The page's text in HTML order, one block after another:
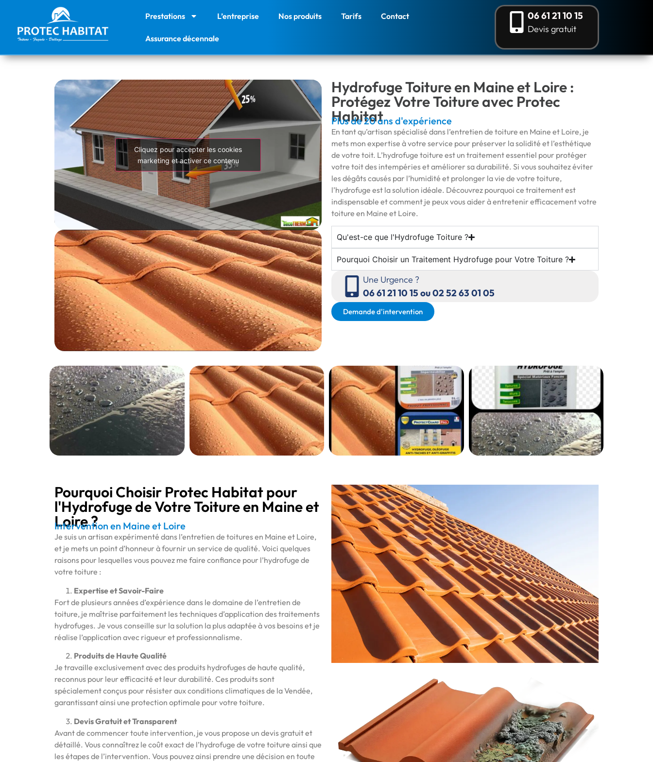
Prestations L’entreprise Nos produits Tarifs Contact
Assurance décennale
06 61 21 10 15
Devis gratuit
Cliquez pour accepter les cookies
marketing et activer ce contenu
Hydrofuge Toiture en Maine et Loire :
Protégez Votre Toiture avec Protec
Habitat
Plus de 20 ans d'expérience
En tant qu’artisan spécialisé dans l’entretien de toiture en Maine et Loire, je
mets mon expertise à votre service pour préserver la solidité et l’esthétique
de votre toit. L’hydrofuge toiture est un traitement essentiel pour protéger
votre toit des intempéries et améliorer sa durabilité. Si vous souhaitez éviter
les dégâts causés par l’humidité et prolonger la vie de votre toiture,
l’hydrofuge est la solution idéale. Découvrez pourquoi ce traitement est
indispensable et comment je peux vous aider à entretenir efficacement votre
toiture en Maine et Loire.
Qu'est-ce que l'Hydrofuge Toiture ?
Pourquoi Choisir un Traitement Hydrofuge pour Votre Toiture ?
Une Urgence ?
06 61 21 10 15 ou 02 52 63 01 05
Demande d'intervention
Pourquoi Choisir Protec Habitat pour
l'Hydrofuge de Votre Toiture en Maine et
Loire ?
Intervention en Maine et Loire
Je suis un artisan expérimenté dans l’entretien de toitures en Maine et Loire,
et je mets un point d’honneur à fournir un service de qualité. Voici quelques
raisons pour lesquelles vous pouvez me faire confiance pour l’hydrofuge de
votre toiture :
Expertise et Savoir-Faire
Fort de plusieurs années d’expérience dans le domaine de l’entretien de
toiture, je maîtrise parfaitement les techniques d’application des traitements
hydrofuges. Je vous conseille sur la solution la plus adaptée à vos besoins et je
réalise l’application avec rigueur et professionnalisme.
Produits de Haute Qualité
Je travaille exclusivement avec des produits hydrofuges de haute qualité,
reconnus pour leur efficacité et leur durabilité. Ces produits sont
spécialement conçus pour résister aux conditions climatiques de la Vendée,
garantissant ainsi une protection optimale pour votre toiture.
Devis Gratuit et Transparent
Avant de commencer toute intervention, je vous propose un devis gratuit et
détaillé. Vous connaîtrez le coût exact de l’hydrofuge de votre toiture ainsi que
les étapes de l’intervention. Vous pouvez ainsi prendre une décision en toute